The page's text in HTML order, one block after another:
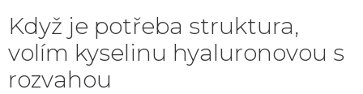
Když je potřeba struktura,
volím kyselinu hyaluronovou s
rozvahou